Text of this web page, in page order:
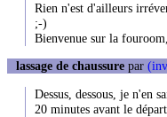
Rien n'est d'ailleurs
;-)
Bienvenue sur la
lassage de chaussure par
Dessus, dessous, je n'en
20 minutes avant le